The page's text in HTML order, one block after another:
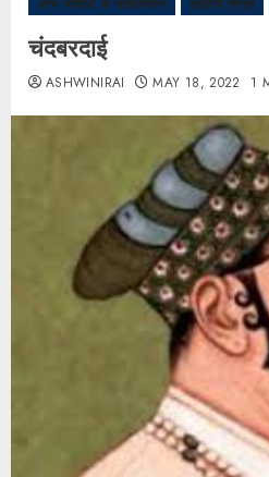
अन्य भाषाओं के साहित्यकार साहित्य संग्रह
चंदबरदाई
ASHWINIRAI MAY 18, 2022 1